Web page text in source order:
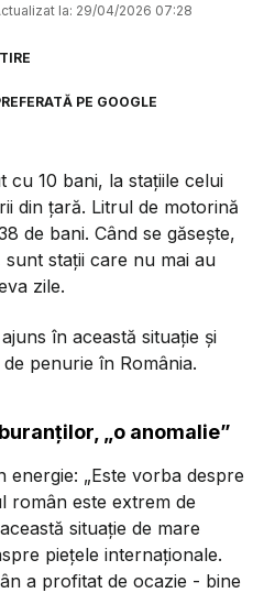
la: 29/04/2026 07:28
PE GOOGLE
cu 10 bani, la stațiile celui
din țară. Litrul de motorină
de bani. Când se găsește,
stații care nu mai au
zile.
în această situație și
penurie în România.
„o anomalie”
energie: „Este vorba despre
român este extrem de
situație de mare
piețele internaționale.
a profitat de ocazie - bine